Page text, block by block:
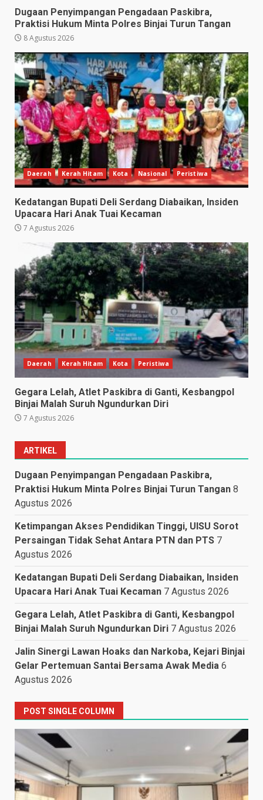
Dugaan Penyimpangan Pengadaan Paskibra,
Praktisi Hukum Minta Polres Binjai Turun Tangan
8 Agustus 2026
Daerah Kerah Hitam Kota Nasional Peristiwa
Kedatangan Bupati Deli Serdang Diabaikan, Insiden
Upacara Hari Anak Tuai Kecaman
7 Agustus 2026
Daerah Kerah Hitam Kota Peristiwa
Gegara Lelah, Atlet Paskibra di Ganti, Kesbangpol
Binjai Malah Suruh Ngundurkan Diri
7 Agustus 2026
ARTIKEL
Dugaan Penyimpangan Pengadaan Paskibra,
Praktisi Hukum Minta Polres Binjai Turun Tangan 8
Agustus 2026
Ketimpangan Akses Pendidikan Tinggi, UISU Sorot
Persaingan Tidak Sehat Antara PTN dan PTS 7
Agustus 2026
Kedatangan Bupati Deli Serdang Diabaikan, Insiden
Upacara Hari Anak Tuai Kecaman 7 Agustus 2026
Gegara Lelah, Atlet Paskibra di Ganti, Kesbangpol
Binjai Malah Suruh Ngundurkan Diri 7 Agustus 2026
Jalin Sinergi Lawan Hoaks dan Narkoba, Kejari Binjai
Gelar Pertemuan Santai Bersama Awak Media 6
Agustus 2026
POST SINGLE COLUMN